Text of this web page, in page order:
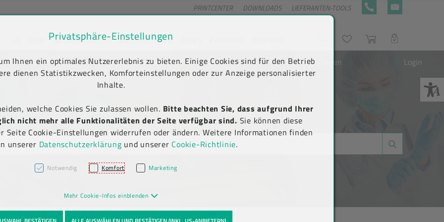
springen [AK + 2]
[AK + 5]
PRINTCENTER DOWNLOADS LIEFERANTEN-TOOLS +43 5576 7177 818
NACHHALTIGKEIT UNTERNEHMEN WunschlisteWarenkorb
LOGIN
Kauf auf Rechnung
(B2B)
Newsletter-Anmeldung Neu registrieren Login
Privatsphäre-Einstellungen
Ihnen ein optimales Nutzererlebnis zu bieten. Einige Cookies sind für den Betrieb
dienen Statistikzwecken, Komforteinstellungen oder zur Anzeige personalisierter
Inhalte.
welche Cookies Sie zulassen wollen. Bitte beachten Sie, dass aufgrund Ihrer
nicht mehr alle Funktionalitäten der Seite verfügbar sind. Sie können diese
Seite Cookie-Einstellungen widerrufen oder ändern. Weitere Informationen finden
unserer Datenschutzerklärung und unserer Cookie-Richtlinie.
Notwendig Komfort Marketing
Mehr Cookie-Infos einblenden